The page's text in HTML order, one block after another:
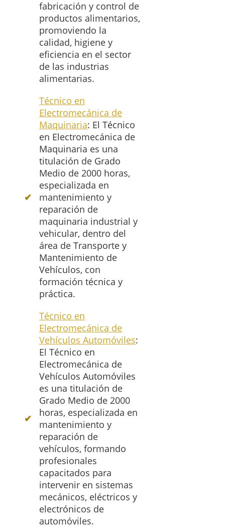
fabricación y control de
productos alimentarios,
promoviendo la
calidad, higiene y
eficiencia en el sector
de las industrias
alimentarias.
Técnico en
Electromecánica de
Maquinaria: El Técnico
en Electromecánica de
Maquinaria es una
titulación de Grado
Medio de 2000 horas,
especializada en
mantenimiento y
reparación de
maquinaria industrial y
vehicular, dentro del
área de Transporte y
Mantenimiento de
Vehículos, con
formación técnica y
práctica.
Técnico en
Electromecánica de
Vehículos Automóviles:
El Técnico en
Electromecánica de
Vehículos Automóviles
es una titulación de
Grado Medio de 2000
horas, especializada en
mantenimiento y
reparación de
vehículos, formando
profesionales
capacitados para
intervenir en sistemas
mecánicos, eléctricos y
electrónicos de
automóviles.